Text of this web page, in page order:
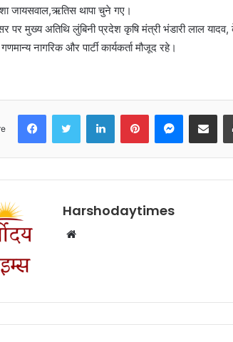
जायसवाल,ऋतिस थापा चुने गए।
पर मुख्य अतिथि लुंबिनी प्रदेश कृषि मंत्री भंडारी लाल
नागरिक और पार्टी कार्यकर्ता मौजूद रहे।
FacebookTwitter LinkedInPinterestMessenger
Share via
Harshodaytimes
Website